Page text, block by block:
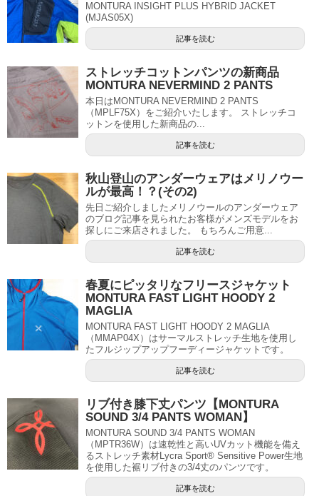
MONTURA INSIGHT PLUS HYBRID JACKET
(MJAS05X)
記事を読む
ストレッチコットンパンツの新商品
MONTURA NEVERMIND 2 PANTS
本日はMONTURA NEVERMIND 2 PANTS
（MPLF75X）をご紹介いたします。 ストレッチコ
ットンを使用した新商品の...
記事を読む
秋山登山のアンダーウェアはメリノウー
ルが最高！？(その2)
先日ご紹介しましたメリノウールのアンダーウェア
のブログ記事を見られたお客様がメンズモデルをお
探しにご来店されました。 もちろんご用意...
記事を読む
春夏にピッタリなフリースジャケット
MONTURA FAST LIGHT HOODY 2
MAGLIA
MONTURA FAST LIGHT HOODY 2 MAGLIA
（MMAP04X）はサーマルストレッチ生地を使用し
たフルジップアップフーディージャケットです。
記事を読む
リブ付き膝下丈パンツ【MONTURA
SOUND 3/4 PANTS WOMAN】
MONTURA SOUND 3/4 PANTS WOMAN
（MPTR36W）は速乾性と高いUVカット機能を備え
るストレッチ素材Lycra Sport® Sensitive Power生地
を使用した裾リブ付きの3/4丈のパンツです。
記事を読む